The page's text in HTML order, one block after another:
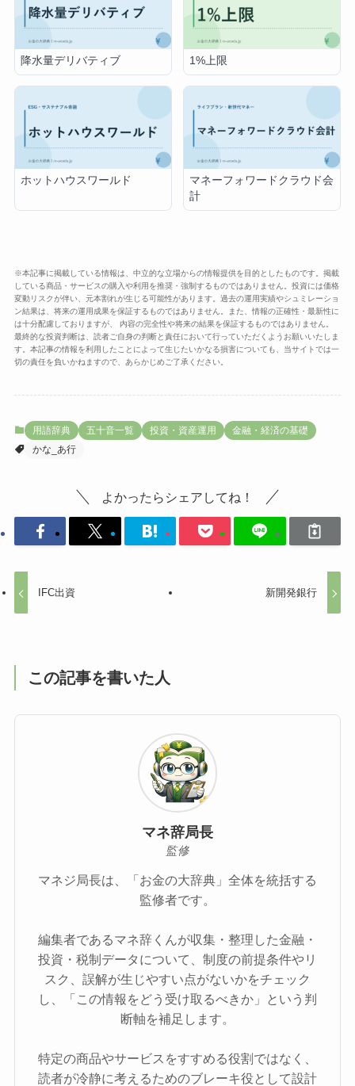
降水量デリバティブ 1%上限
ホットハウスワールド
マネーフォワードクラウド会
計
※本記事に掲載している情報は、中立的な立場からの情報提供を目的としたものです。掲載
している商品・サービスの購入や利用を推奨・強制するものではありません。投資には価格
変動リスクが伴い、元本割れが生じる可能性があります。過去の運用実績やシュミレーショ
ン結果は、将来の運用成果を保証するものではありません。また、情報の正確性・最新性に
は十分配慮しておりますが、 内容の完全性や将来の結果を保証するものではありません。
最終的な投資判断は、読者ご自身の判断と責任において行っていただくようお願いいたしま
す。本記事の情報を利用したことによって生じたいかなる損害についても、当サイトでは一
切の責任を負いかねますので、あらかじめご了承ください。
用語辞典 五十音一覧 投資・資産運用
金融・経済の基礎
かな_あ行
よかったらシェアしてね！
IFC出資 新開発銀行
この記事を書いた人
マネ辞局長
監修
マネジ局長は、「お金の大辞典」全体を統括する
監修者です。
編集者であるマネ辞くんが収集・整理した金融・
投資・税制データについて、制度の前提条件やリ
スク、誤解が生じやすい点がないかをチェック
し、「この情報をどう受け取るべきか」という判
断軸を補足します。
特定の商品やサービスをすすめる役割ではなく、
読者が冷静に考えるためのブレーキ役として設計